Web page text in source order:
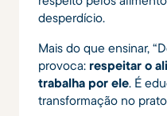
desperdício.
Mais do que ensinar,
provoca: respeitar o
trabalha por ele. É
transformação no